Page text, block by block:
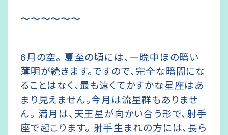
〜〜〜〜〜〜
6月の空。 夏至の頃には、一晩中ほの暗い
薄明が続きます。ですので、完全な暗闇にな
ることはなく、最も遠くてかすかな星座はあ
まり見えません。今月は流星群もありませ
ん。 満月は、天王星が向かい合う形で、射手
座で起こります。 射手生まれの方には、長ら